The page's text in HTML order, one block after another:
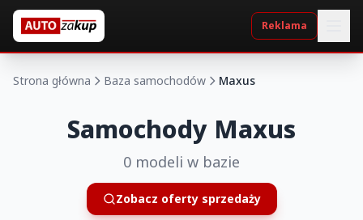
Reklama
Strona główna Baza samochodów Maxus
Samochody Maxus
0 modeli w bazie
Zobacz oferty sprzedaży